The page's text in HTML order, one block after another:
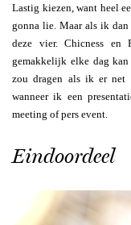
Lastig kiezen, want heel
gonna lie. Maar als ik
deze vier. Chicness en
gemakkelijk elke dag
zou dragen als ik er net
wanneer ik een
meeting of pers event.
Eindoordeel